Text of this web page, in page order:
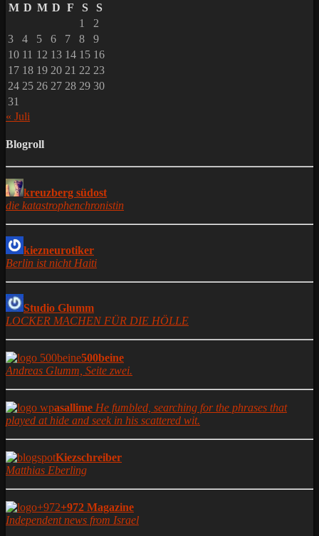
M D M D F S
S
1
2
3
4 5 6 7 8
9
10 11 12 13 14 15 16
17 18 19 20 21 22 23
24 25 26 27 28 29 30
31
« Juli
Blogroll
kreuzberg südost
die katastrophenchronistin
kiezneurotiker
Berlin ist nicht Haiti
Studio Glumm
LOCKER MACHEN FÜR DIE HÖLLE
500beine
Andreas Glumm, Seite zwei.
asallime He fumbled, searching for the phrases that
played at hide and seek in his scattered wit.
Kiezschreiber
Matthias Eberling
+972 Magazine
Independent news from Israel